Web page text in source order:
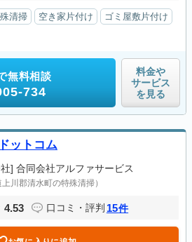
清掃 空き家片付け
ゴミ屋敷片付け
無料相談
734
料金や
サービス
を見る
ットコム
] 合同会社アルファサービス
上川郡清水町の特殊清掃）
4.53 口コミ・評判 15件